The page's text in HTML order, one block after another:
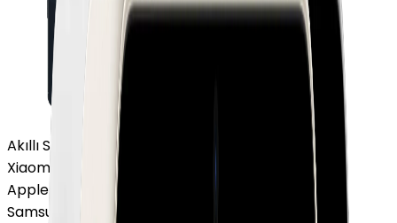
Akıllı Saat ve Bileklik
Xiaomi Akıllı Saat
Apple Watch
Samsung Watch